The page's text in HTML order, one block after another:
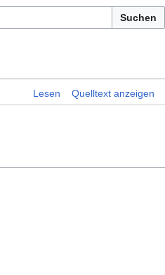
Suchen
Lesen Quelltext anzeigen